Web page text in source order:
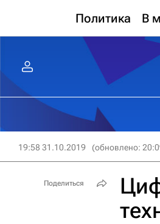
Политика В
19:58 31.10.2019 (обновлено:
Поделиться